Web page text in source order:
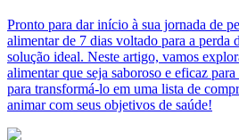
Pronto para dar início à sua jornada de
alimentar de 7 dias voltado para a perda
solução ideal. Neste artigo, vamos
alimentar que seja saboroso e eficaz
para transformá-lo em uma lista de
animar com seus objetivos de saúde!